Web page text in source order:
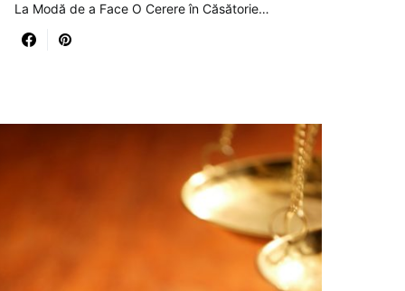
La Modă de a Face O Cerere în Căsătorie…